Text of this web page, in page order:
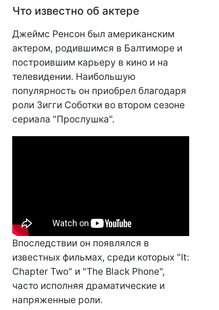
Что известно об актере
Джеймс Ренсон был американским
актером, родившимся в Балтиморе и
построившим карьеру в кино и на
телевидении. Наибольшую
популярность он приобрел благодаря
роли Зигги Соботки во втором сезоне
сериала "Прослушка".
Впоследствии он появлялся в
известных фильмах, среди которых "It:
Chapter Two" и "The Black Phone",
часто исполняя драматические и
напряженные роли.